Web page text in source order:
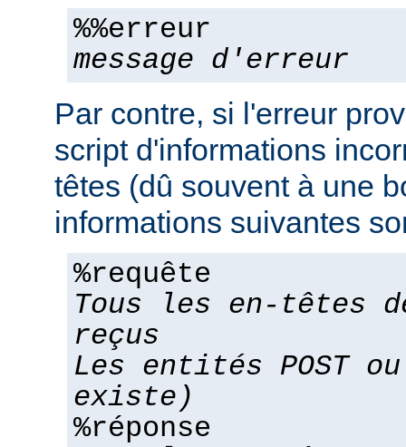
%%erreur
message d'erreur
Par contre, si l'erreur
script d'informations
têtes (dû souvent à une
informations suivantes
%requête
Tous les en-têtes
reçus
Les entités POST
existe)
%réponse